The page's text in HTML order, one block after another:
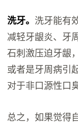
洗牙。 洗牙能有
减轻牙龈炎、牙
石刺激压迫牙龈
或者是牙周病引
对于非口源性口
总之，如果觉得